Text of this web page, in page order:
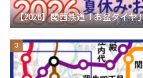
n
n
e
【2026】関西鉄道「お盆ダイヤ